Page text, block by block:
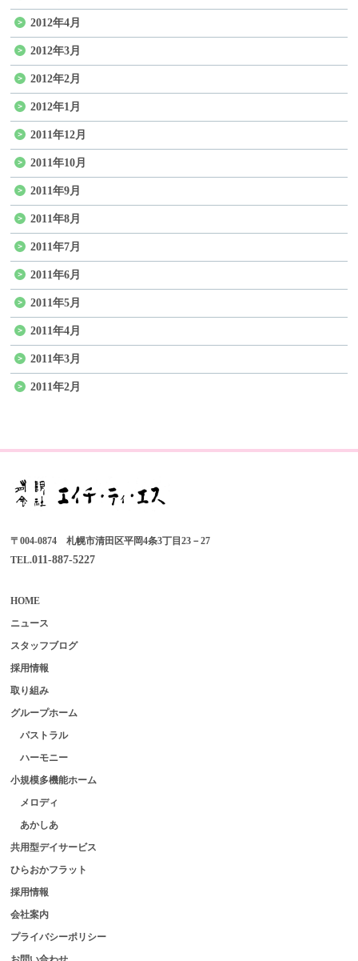
2012年4月
2012年3月
2012年2月
2012年1月
2011年12月
2011年10月
2011年9月
2011年8月
2011年7月
2011年6月
2011年5月
2011年4月
2011年3月
2011年2月
〒004-0874 札幌市清田区平岡4条3丁目23－27
TEL.011-887-5227
HOME
ニュース
スタッフブログ
採用情報
取り組み
グループホーム
パストラル
ハーモニー
小規模多機能ホーム
メロディ
あかしあ
共用型デイサービス
ひらおかフラット
採用情報
会社案内
プライバシーポリシー